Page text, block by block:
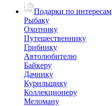
Подарки по интересам
Рыбаку
Охотнику
Путешественнику
Грибнику
Автолюбителю
Байкеру
Дачнику
Курильщику
Коллекционеру
Меломану